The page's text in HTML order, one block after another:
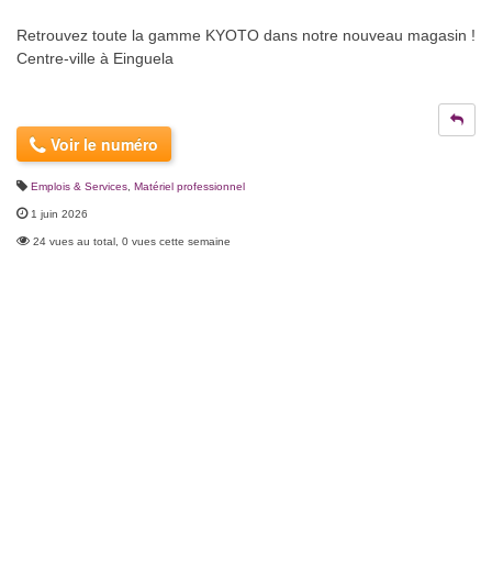
Retrouvez toute la gamme KYOTO dans notre nouveau magasin !
Centre-ville à Einguela
Voir le numéro
Emplois & Services Matériel professionnel
1 juin 2026
24 vues au total, 0 vues cette semaine